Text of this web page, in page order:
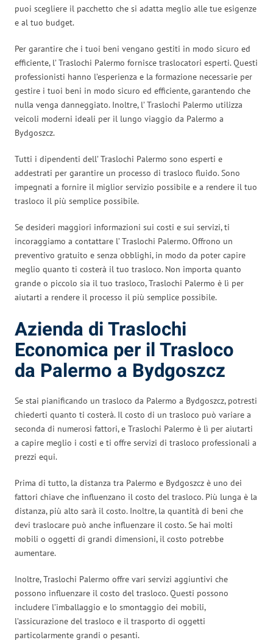
puoi scegliere il pacchetto che si adatta meglio alle tue esigenze
e al tuo budget.
Per garantire che i tuoi beni vengano gestiti in modo sicuro ed
efficiente, l’ Traslochi Palermo fornisce traslocatori esperti. Questi
professionisti hanno l’esperienza e la formazione necessarie per
gestire i tuoi beni in modo sicuro ed efficiente, garantendo che
nulla venga danneggiato. Inoltre, l’ Traslochi Palermo utilizza
veicoli moderni ideali per il lungo viaggio da Palermo a
Bydgoszcz.
Tutti i dipendenti dell’ Traslochi Palermo sono esperti e
addestrati per garantire un processo di trasloco fluido. Sono
impegnati a fornire il miglior servizio possibile e a rendere il tuo
trasloco il più semplice possibile.
Se desideri maggiori informazioni sui costi e sui servizi, ti
incoraggiamo a contattare l’ Traslochi Palermo. Offrono un
preventivo gratuito e senza obblighi, in modo da poter capire
meglio quanto ti costerà il tuo trasloco. Non importa quanto
grande o piccolo sia il tuo trasloco, Traslochi Palermo è lì per
aiutarti a rendere il processo il più semplice possibile.
Azienda di Traslochi
Economica per il Trasloco
da Palermo a Bydgoszcz
Se stai pianificando un trasloco da Palermo a Bydgoszcz, potresti
chiederti quanto ti costerà. Il costo di un trasloco può variare a
seconda di numerosi fattori, e Traslochi Palermo è lì per aiutarti
a capire meglio i costi e ti offre servizi di trasloco professionali a
prezzi equi.
Prima di tutto, la distanza tra Palermo e Bydgoszcz è uno dei
fattori chiave che influenzano il costo del trasloco. Più lunga è la
distanza, più alto sarà il costo. Inoltre, la quantità di beni che
devi traslocare può anche influenzare il costo. Se hai molti
mobili o oggetti di grandi dimensioni, il costo potrebbe
aumentare.
Inoltre, Traslochi Palermo offre vari servizi aggiuntivi che
possono influenzare il costo del trasloco. Questi possono
includere l’imballaggio e lo smontaggio dei mobili,
l’assicurazione del trasloco e il trasporto di oggetti
particolarmente grandi o pesanti.